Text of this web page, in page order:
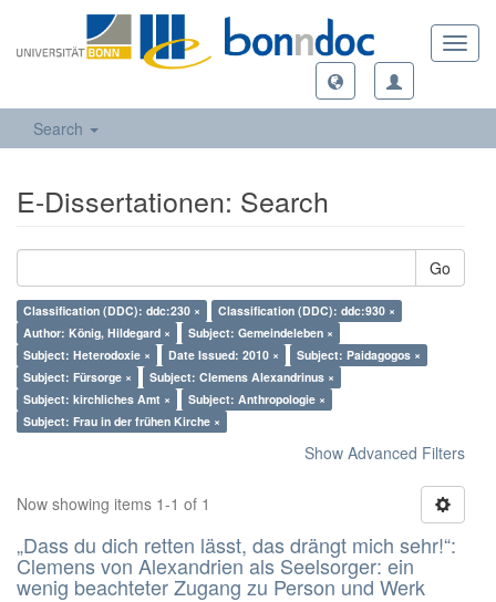
Search
E-Dissertationen: Search
Go
Classification (DDC): ddc:230 ×
Classification (DDC): ddc:930 ×
Author: König, Hildegard ×
Subject: Gemeindeleben ×
Subject: Heterodoxie ×
Date Issued: 2010 ×
Subject: Paidagogos ×
Subject: Fürsorge ×
Subject: Clemens Alexandrinus ×
Subject: kirchliches Amt ×
Subject: Anthropologie ×
Subject: Frau in der frühen Kirche ×
Show Advanced Filters
Now showing items 1-1 of 1
„Dass du dich retten lässt, das drängt mich sehr!“:
Clemens von Alexandrien als Seelsorger: ein
wenig beachteter Zugang zu Person und Werk